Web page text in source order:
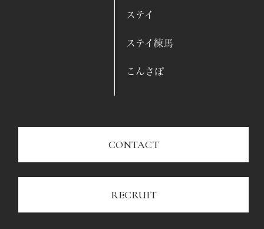
ステイ
ステイ練馬
こんさぽ
CONTACT
RECRUIT